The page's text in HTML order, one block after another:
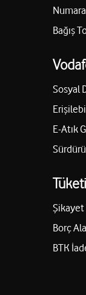
Bağış
Sosyal
E-Atık
Borç
BTK